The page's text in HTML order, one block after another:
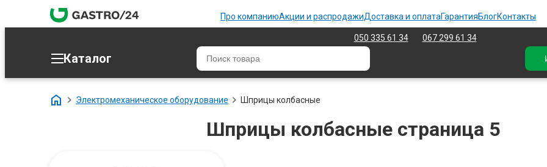
Про компаниюАкции и распродажиДоставка и оплатаГарантияБлогКонтакты
050 335 61 34 067 299 61 34
Каталог
Электромеханическое оборудование Шприцы колбасные
Шприцы колбасные страница 5